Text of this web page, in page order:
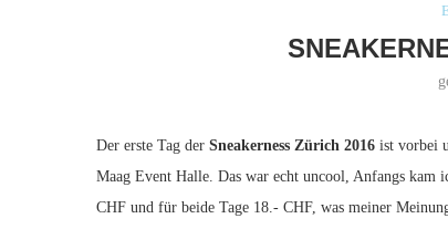
Der erste Tag der Sneakerness Zürich 2016 ist vorbei
Maag Event Halle. Das war echt uncool, Anfangs
CHF und für beide Tage 18.- CHF, was meiner